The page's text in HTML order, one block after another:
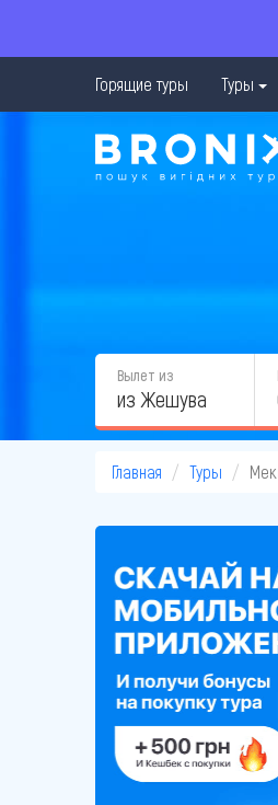
Горящие туры Туры
Вылет из
из Жешува
Главная Туры